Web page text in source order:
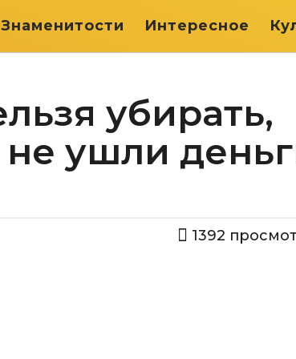
Знаменитости Интересное
убирать,
ушли
1392